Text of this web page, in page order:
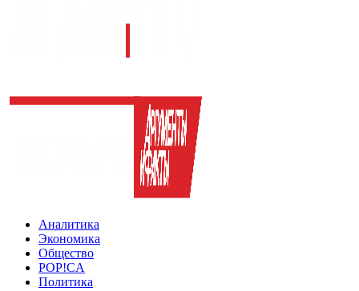
Аналитика
Экономика
Общество
POP!CA
Политика